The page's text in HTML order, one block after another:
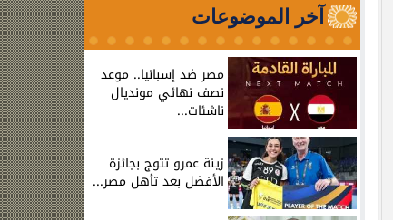
آخر الموضوعات
مصر ضد إسبانيا.. موعد
نصف نهائي مونديال
ناشئات...
زينة عمرو تتوج بجائزة
الأفضل بعد تأهل مصر...